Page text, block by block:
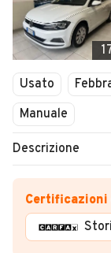
Usato
Manuale
Descrizione
Certificazioni